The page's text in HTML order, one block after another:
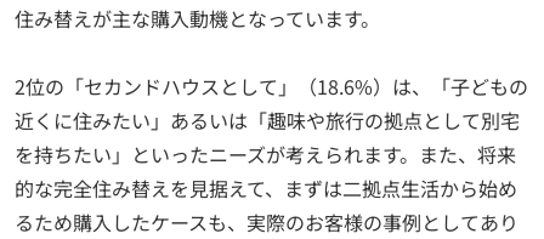
住み替えが主な購入動機となっています。
2位の「セカンドハウスとして」（18.6%）は、「子どもの
近くに住みたい」あるいは「趣味や旅行の拠点として別宅
を持ちたい」といったニーズが考えられます。また、将来
的な完全住み替えを見据えて、まずは二拠点生活から始め
るため購入したケースも、実際のお客様の事例としてあり